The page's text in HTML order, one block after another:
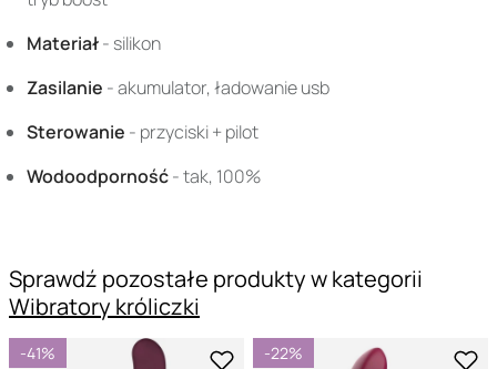
Materiał- silikon
Zasilanie - akumulator, ładowanie usb
Sterowanie - przyciski + pilot
Wodoodporność- tak, 100%
Sprawdź pozostałe produkty w kategorii
Wibratory króliczki
-41% -22%